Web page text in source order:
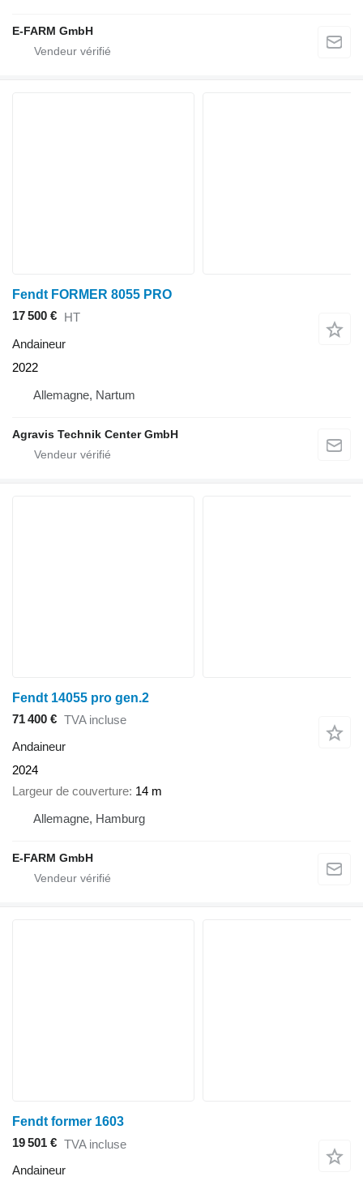
E-FARM GmbH
Fendt FORMER 8055 PRO
17 500 € HT
Andaineur
2022
Allemagne, Nartum
Agravis Technik Center GmbH
Fendt 14055 pro gen.2
71 400 € TVA incluse
Andaineur
2024
Largeur de couverture 14 m
Allemagne, Hamburg
E-FARM GmbH
Fendt former 1603
19 501 € TVA incluse
Andaineur